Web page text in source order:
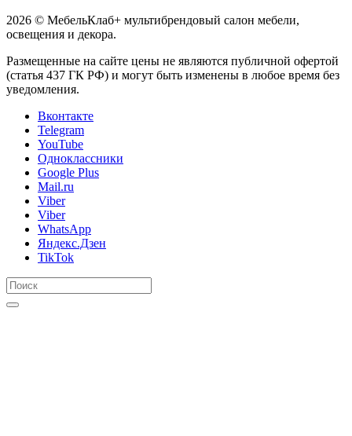
2026 © МебельКлаб+ мультибрендовый салон мебели,
освещения и декора.
Размещенные на сайте цены не являются публичной офертой
(статья 437 ГК РФ) и могут быть изменены в любое время без
уведомления.
Вконтакте
Telegram
YouTube
Одноклассники
Google Plus
Mail.ru
Viber
Viber
WhatsApp
Яндекс.Дзен
TikTok